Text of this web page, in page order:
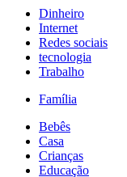
Dinheiro
Internet
Redes sociais
tecnologia
Trabalho
Família
Bebês
Casa
Crianças
Educação